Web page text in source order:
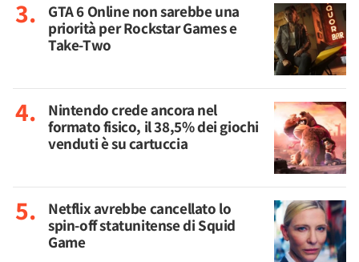
GTA 6 Online non sarebbe una
priorità per Rockstar Games e
Take-Two
Nintendo crede ancora nel
formato fisico, il 38,5% dei giochi
venduti è su cartuccia
Netflix avrebbe cancellato lo
spin-off statunitense di Squid
Game